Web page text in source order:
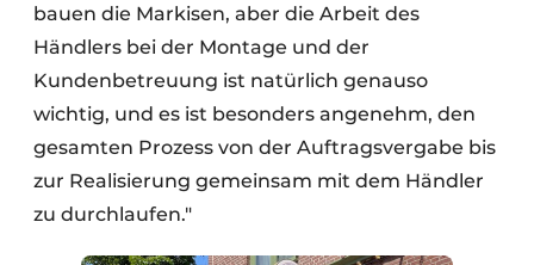
bauen die Markisen, aber die Arbeit des
Händlers bei der Montage und der
Kundenbetreuung ist natürlich genauso
wichtig, und es ist besonders angenehm, den
gesamten Prozess von der Auftragsvergabe bis
zur Realisierung gemeinsam mit dem Händler
zu durchlaufen."